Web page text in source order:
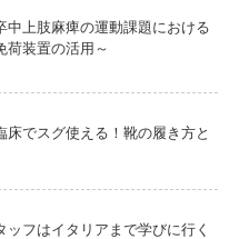
中上肢麻痺の運動課題における
荷装置の活用～
床でスグ使える！靴の履き方と
ッフはイタリアまで学びに行く